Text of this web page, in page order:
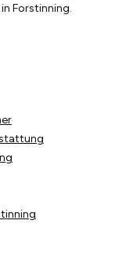
Forstinning.